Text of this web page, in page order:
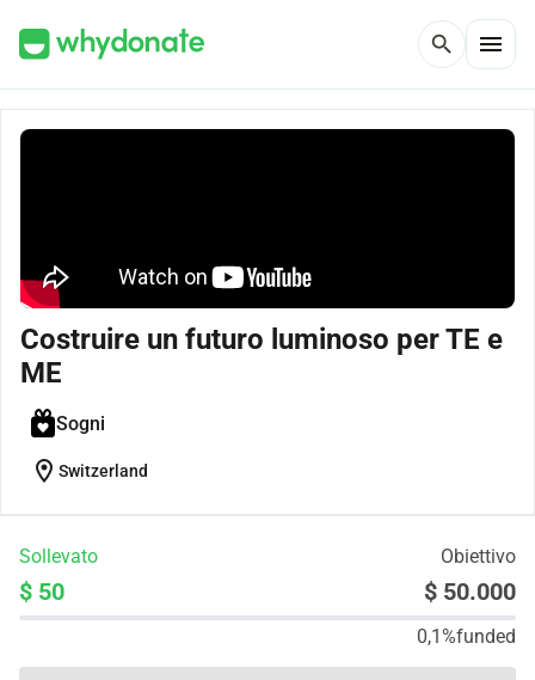
search menu
Costruire un futuro luminoso per TE e
ME
Sogni
location_on Switzerland
Sollevato Obiettivo
$ 50 $ 50.000
0,1%funded